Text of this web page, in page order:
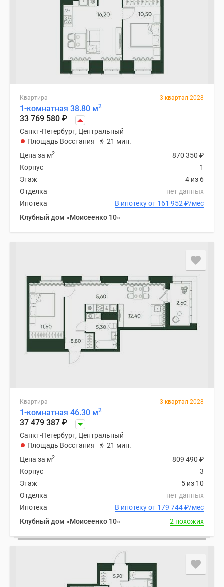
Квартира 3 квартал 2028
1-комнатная 38.80 м2
33 769 580 ₽
Санкт-Петербург, Центральный
Площадь Восстания
21 мин.
870 350 ₽
Цена за м2
1
Корпус
4 из 6
Этаж
нет данных
Отделка
В ипотеку от 161 952 ₽/мес
Ипотека
Клубный дом «Моисеенко 10»
Квартира 3 квартал 2028
1-комнатная 46.30 м2
37 479 387 ₽
Санкт-Петербург, Центральный
Площадь Восстания
21 мин.
809 490 ₽
Цена за м2
3
Корпус
5 из 10
Этаж
нет данных
Отделка
В ипотеку от 179 744₽/мес
Ипотека
Клубный дом «Моисеенко 10»
2 похожих